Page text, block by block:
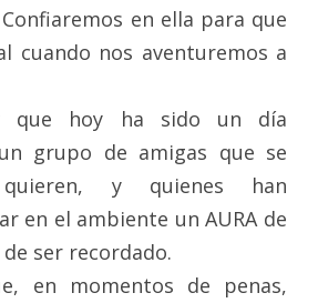
en ella para que
cuando nos aventuremos a
que hoy ha sido un día
grupo de amigas que se
y quienes han
en el ambiente un AURA de
ser recordado.
en momentos de penas,